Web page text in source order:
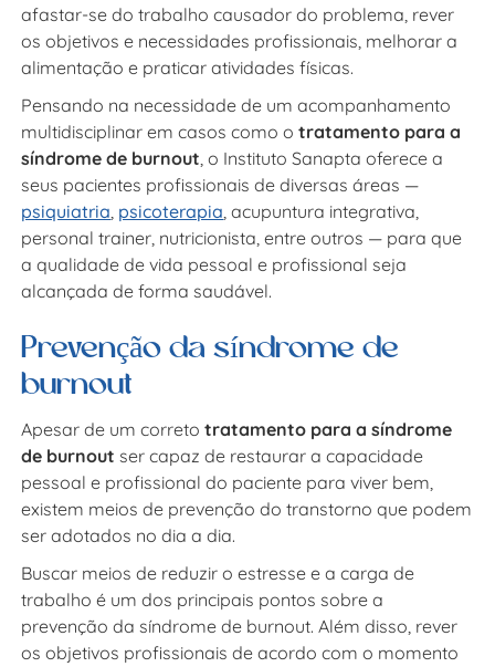
afastar-se do trabalho causador do problema, rever
os objetivos e necessidades profissionais, melhorar a
alimentação e praticar atividades físicas.
Pensando na necessidade de um acompanhamento
multidisciplinar em casos como otratamento para a
síndrome de burnout, o Instituto Sanapta oferece a
seus pacientes profissionais de diversas áreas —
psiquiatria, psicoterapia, acupuntura integrativa,
personal trainer, nutricionista, entre outros — para que
a qualidade de vida pessoal e profissional seja
alcançada de forma saudável.
Prevenção da síndrome de
burnout
Apesar de um corretotratamento para a síndrome
de burnout ser capaz de restaurar a capacidade
pessoal e profissional do paciente para viver bem,
existem meios de prevenção do transtorno que podem
ser adotados no dia a dia.
Buscar meios de reduzir o estresse e a carga de
trabalho é um dos principais pontos sobre a
prevenção da síndrome de burnout. Além disso, rever
os objetivos profissionais de acordo com o momento